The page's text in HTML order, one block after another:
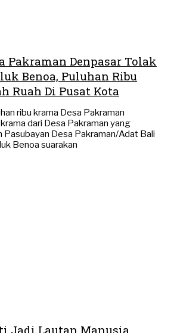
Pakraman Denpasar Tolak
Benoa, Puluhan Ribu
Ruah Di Pusat Kota
ribu krama Desa Pakraman
dari Desa Pakraman yang
Desa Pakraman/Adat Bali
Benoa suarakan
Jadi Lautan Manusia,